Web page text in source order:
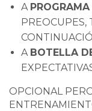
A
PREOCUPES,
A BOTELLA
OPCIONAL